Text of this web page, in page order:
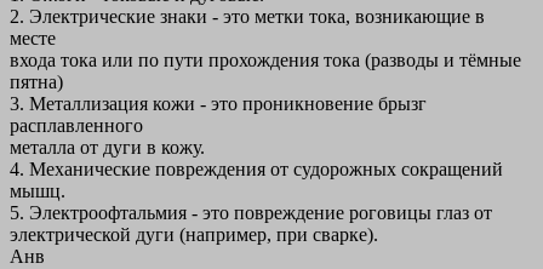
2. Электрические знаки - это метки тока, возникающие в
месте
входа тока или по пути прохождения тока (разводы и тёмные
пятна)
3. Металлизация кожи - это проникновение брызг
расплавленного
металла от дуги в кожу.
4. Механические повреждения от судорожных сокращений
мышц.
5. Электроофтальмия - это повреждение роговицы глаз от
электрической дуги (например, при сварке).
Анв